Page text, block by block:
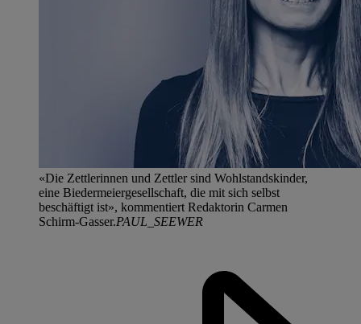
«Die Zettlerinnen und Zettler sind Wohlstandskinder,
eine Biedermeiergesellschaft, die mit sich selbst
beschäftigt ist», kommentiert Redaktorin Carmen
Schirm-Gasser.PAUL_SEEWER